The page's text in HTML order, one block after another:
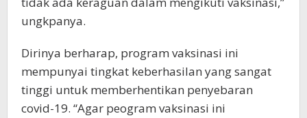
ungkpanya.
Dirinya berharap, program vaksinasi ini
mempunyai tingkat keberhasilan yang sangat
tinggi untuk memberhentikan penyebaran
covid-19. “Agar peogram vaksinasi ini